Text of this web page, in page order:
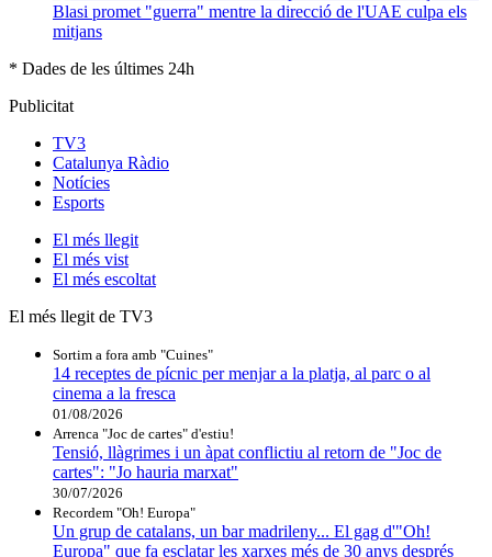
Blasi promet "guerra" mentre la direcció de l'UAE culpa els
mitjans
* Dades de les últimes 24h
Publicitat
TV3
Catalunya Ràdio
Notícies
Esports
El més llegit
El més vist
El més escoltat
El més llegit de TV3
Sortim a fora amb "Cuines"
14 receptes de pícnic per menjar a la platja, al parc o al
cinema a la fresca
01/08/2026
Arrenca "Joc de cartes" d'estiu!
Tensió, llàgrimes i un àpat conflictiu al retorn de "Joc de
cartes": "Jo hauria marxat"
30/07/2026
Recordem "Oh! Europa"
Un grup de catalans, un bar madrileny... El gag d'"Oh!
Europa" que fa esclatar les xarxes més de 30 anys després